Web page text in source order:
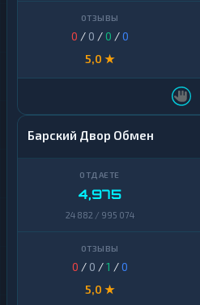
0 / 0 /0 /0
5,0 ★
Барский Двор Обмен
4,975
24 882 / 995 074
0 / 0 /1 /0
5,0 ★